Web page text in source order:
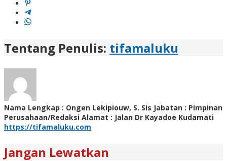
Tentang Penulis: tifamaluku
Nama Lengkap : Ongen Lekipiouw, S. Sis Jabatan : Pimpinan
Perusahaan/Redaksi Alamat : Jalan Dr Kayadoe Kudamati
https://tifamaluku.com
Jangan Lewatkan